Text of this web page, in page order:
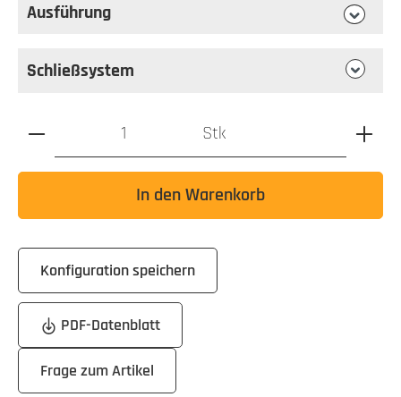
Ausführung
Schließsystem
Produkt Anzahl: Gib den gewünschten Wert ein oder
Stk
In den Warenkorb
Konfiguration speichern
PDF-Datenblatt
Frage zum Artikel